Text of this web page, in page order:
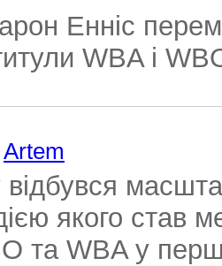
Енніс
WBA і
Artem
якого став
та WBA у